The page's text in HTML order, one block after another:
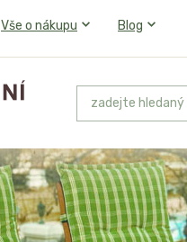
Vše o nákupu Blog